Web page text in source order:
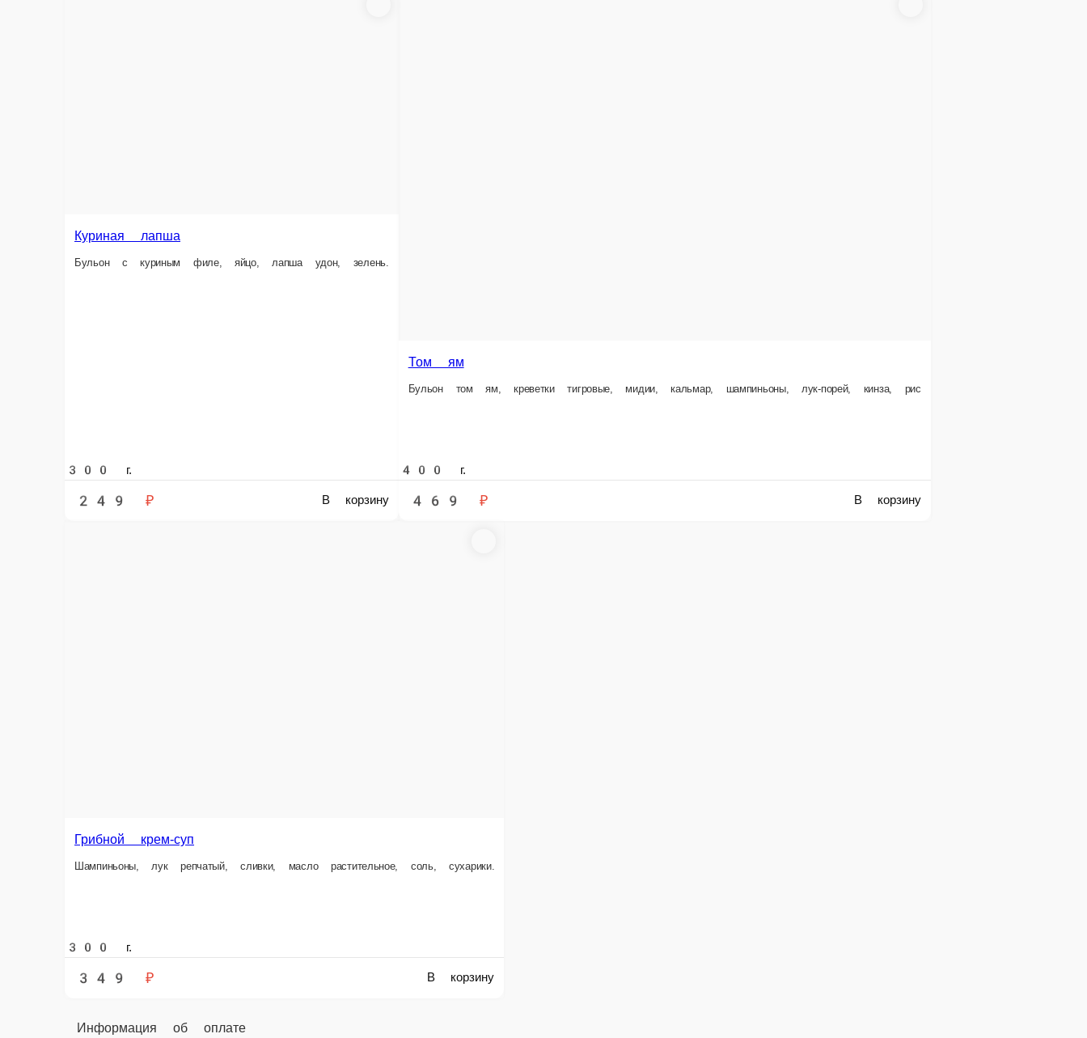
Бульон с куриным филе, яйцо, лапша удон, зелень.
249 ₽
Бульон том ям, креветки тигровые, мидии, кальмар, шампиньоны, лук-порей, кинза, рис
469 ₽
Информация об оплате